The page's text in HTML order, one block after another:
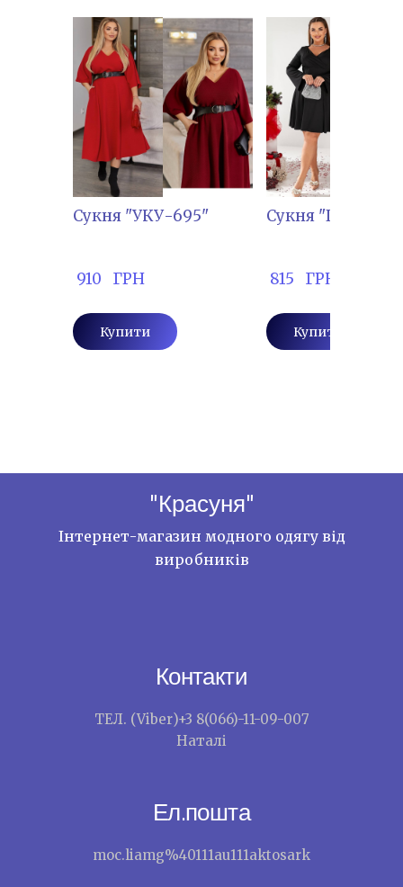
Сукня "УКУ-695"
910   ГРН
Купити
Сукня "ПРІМ-
815   ГРН
Купити
"Красуня"
Інтернет-магазин модного одягу від
виробників
Контакти
ТЕЛ. (Viber)+3 8(066)-11-09-007
Наталі
Ел.пошта
moc.liamg%40111au111aktosark